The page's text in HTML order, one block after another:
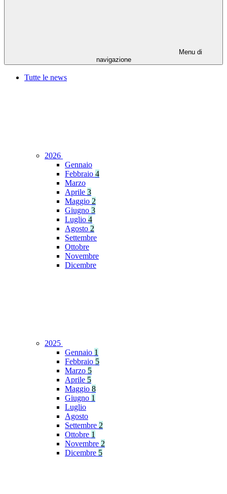
Menu di
navigazione
Tutte le news
2026
Gennaio
Febbraio 4
Marzo
Aprile 3
Maggio 2
Giugno 3
Luglio 4
Agosto 2
Settembre
Ottobre
Novembre
Dicembre
2025
Gennaio 1
Febbraio 5
Marzo 5
Aprile 5
Maggio 8
Giugno 1
Luglio
Agosto
Settembre 2
Ottobre 1
Novembre 2
Dicembre 5